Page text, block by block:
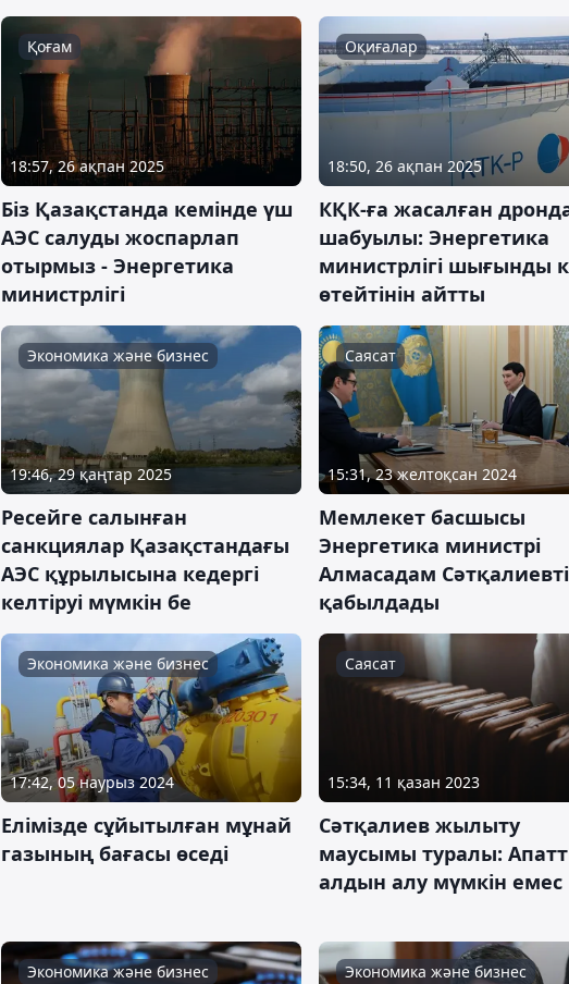
Қоғам
18:57, 26 ақпан 2025
Біз Қазақстанда кемінде үш
АЭС салуды жоспарлап
отырмыз - Энергетика
министрлігі
Оқиғалар
18:50, 26 ақпан 2025
КҚК-ға жасалған
шабуылы: Энергетика
министрлігі шығынды
өтейтінін айтты
Экономика және бизнес
19:46, 29 қаңтар 2025
Ресейге салынған
санкциялар Қазақстандағы
АЭС құрылысына кедергі
келтіруі мүмкін бе
Саясат
15:31, 23 желтоқсан 2024
Мемлекет басшысы
Энергетика министрі
Алмасадам Сәтқалиевті
қабылдады
Экономика және бизнес
17:42, 05 наурыз 2024
Елімізде сұйытылған мұнай
газының бағасы өседі
Саясат
15:34, 11 қазан 2023
Сәтқалиев жылыту
маусымы туралы:
алдын алу мүмкін емес
Экономика және бизнес Экономика және бизнес